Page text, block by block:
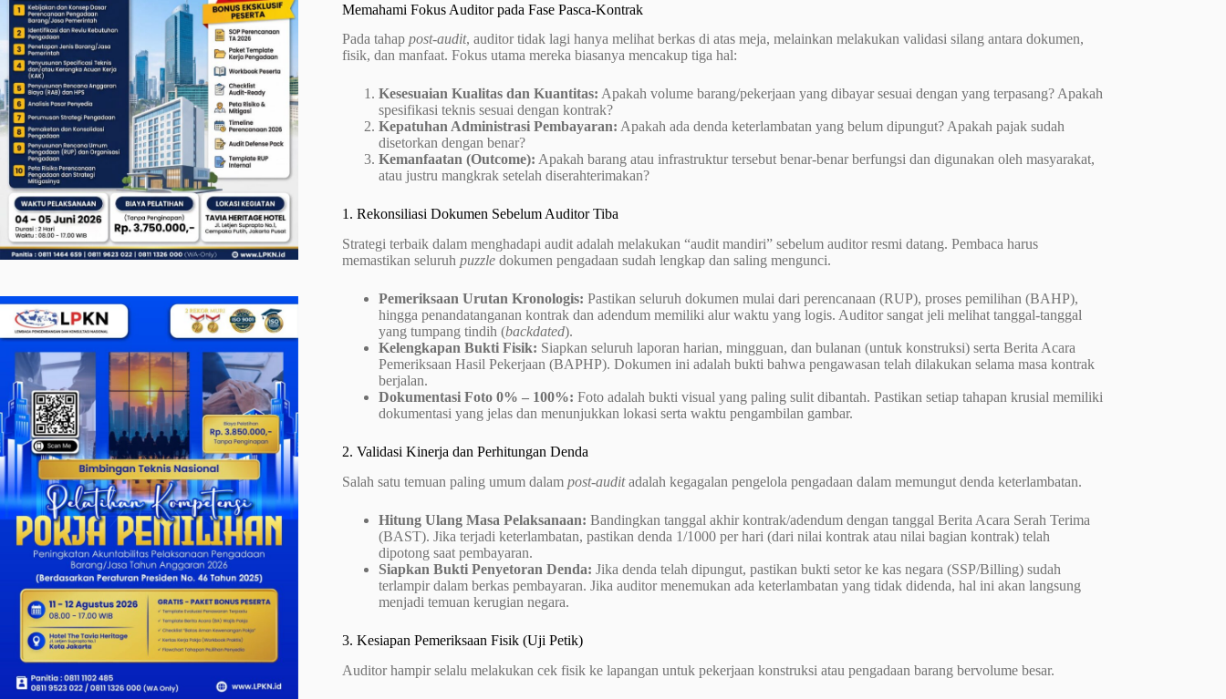
Memahami Fokus Auditor pada Fase Pasca-Kontrak
Pada tahap post-audit, auditor tidak lagi hanya melihat berkas di atas meja, melainkan melakukan validasi silang antara dokumen,
fisik, dan manfaat. Fokus utama mereka biasanya mencakup tiga hal:
Kesesuaian Kualitas dan Kuantitas: Apakah volume barang/pekerjaan yang dibayar sesuai dengan yang terpasang? Apakah
spesifikasi teknis sesuai dengan kontrak?
Kepatuhan Administrasi Pembayaran: Apakah ada denda keterlambatan yang belum dipungut? Apakah pajak sudah
disetorkan dengan benar?
Kemanfaatan (Outcome): Apakah barang atau infrastruktur tersebut benar-benar berfungsi dan digunakan oleh masyarakat,
atau justru mangkrak setelah diserahterimakan?
1. Rekonsiliasi Dokumen Sebelum Auditor Tiba
Strategi terbaik dalam menghadapi audit adalah melakukan “audit mandiri” sebelum auditor resmi datang. Pembaca harus
memastikan seluruh puzzledokumen pengadaan sudah lengkap dan saling mengunci.
Pemeriksaan Urutan Kronologis: Pastikan seluruh dokumen mulai dari perencanaan (RUP), proses pemilihan (BAHP),
hingga penandatanganan kontrak dan adendum memiliki alur waktu yang logis. Auditor sangat jeli melihat tanggal-tanggal
yang tumpang tindih (backdated).
Kelengkapan Bukti Fisik: Siapkan seluruh laporan harian, mingguan, dan bulanan (untuk konstruksi) serta Berita Acara
Pemeriksaan Hasil Pekerjaan (BAPHP). Dokumen ini adalah bukti bahwa pengawasan telah dilakukan selama masa kontrak
berjalan.
Dokumentasi Foto 0% – 100%: Foto adalah bukti visual yang paling sulit dibantah. Pastikan setiap tahapan krusial memiliki
dokumentasi yang jelas dan menunjukkan lokasi serta waktu pengambilan gambar.
2. Validasi Kinerja dan Perhitungan Denda
Salah satu temuan paling umum dalam post-auditadalah kegagalan pengelola pengadaan dalam memungut denda keterlambatan.
Hitung Ulang Masa Pelaksanaan: Bandingkan tanggal akhir kontrak/adendum dengan tanggal Berita Acara Serah Terima
(BAST). Jika terjadi keterlambatan, pastikan denda 1/1000 per hari (dari nilai kontrak atau nilai bagian kontrak) telah
dipotong saat pembayaran.
Siapkan Bukti Penyetoran Denda: Jika denda telah dipungut, pastikan bukti setor ke kas negara (SSP/Billing) sudah
terlampir dalam berkas pembayaran. Jika auditor menemukan ada keterlambatan yang tidak didenda, hal ini akan langsung
menjadi temuan kerugian negara.
3. Kesiapan Pemeriksaan Fisik (Uji Petik)
Auditor hampir selalu melakukan cek fisik ke lapangan untuk pekerjaan konstruksi atau pengadaan barang bervolume besar.